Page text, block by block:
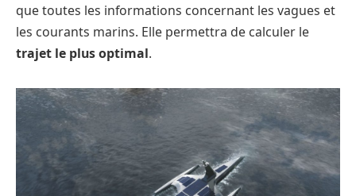
que toutes les informations concernant les vagues et
les courants marins. Elle permettra de calculer le
trajet le plus optimal.